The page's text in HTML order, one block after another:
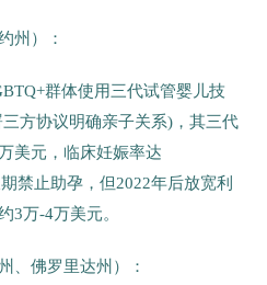
州）：
群体使用三代试管婴儿技
方协议明确亲子关系)，其三代
美元，临床妊娠率达
禁止助孕，但2022年后放宽利
3万-4万美元。
、佛罗里达州）：